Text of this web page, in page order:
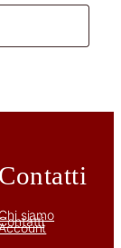
Contatti
Chi siamo